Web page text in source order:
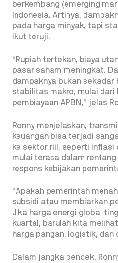
berkembang (emerging
Indonesia. Artinya,
pada harga minyak, tapi
ikut teruji.
“Rupiah tertekan, biaya
pasar saham meningkat.
dampaknya bukan sekadar
stabilitas makro, mulai dari
pembiayaan APBN,” jelas
Ronny menjelaskan,
keuangan bisa terjadi
ke sektor riil, seperti inflasi
mulai terasa dalam
respons kebijakan
“Apakah pemerintah
subsidi atau membiarkan
Jika harga energi global
kuartal, barulah kita
harga pangan, logistik, dan
Dalam jangka pendek,